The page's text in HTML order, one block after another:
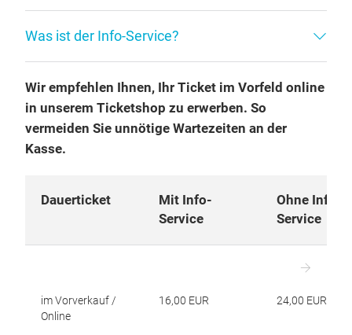
Was ist der Info-Service?
Wir empfehlen Ihnen, Ihr Ticket im Vorfeld online
in unserem Ticketshop zu erwerben. So
vermeiden Sie unnötige Wartezeiten an der
Kasse.
Dauerticket
Mit Info-
Service
Ohne Info-
Service
im Vorverkauf /
Online
16,00 EUR 24,00 EUR